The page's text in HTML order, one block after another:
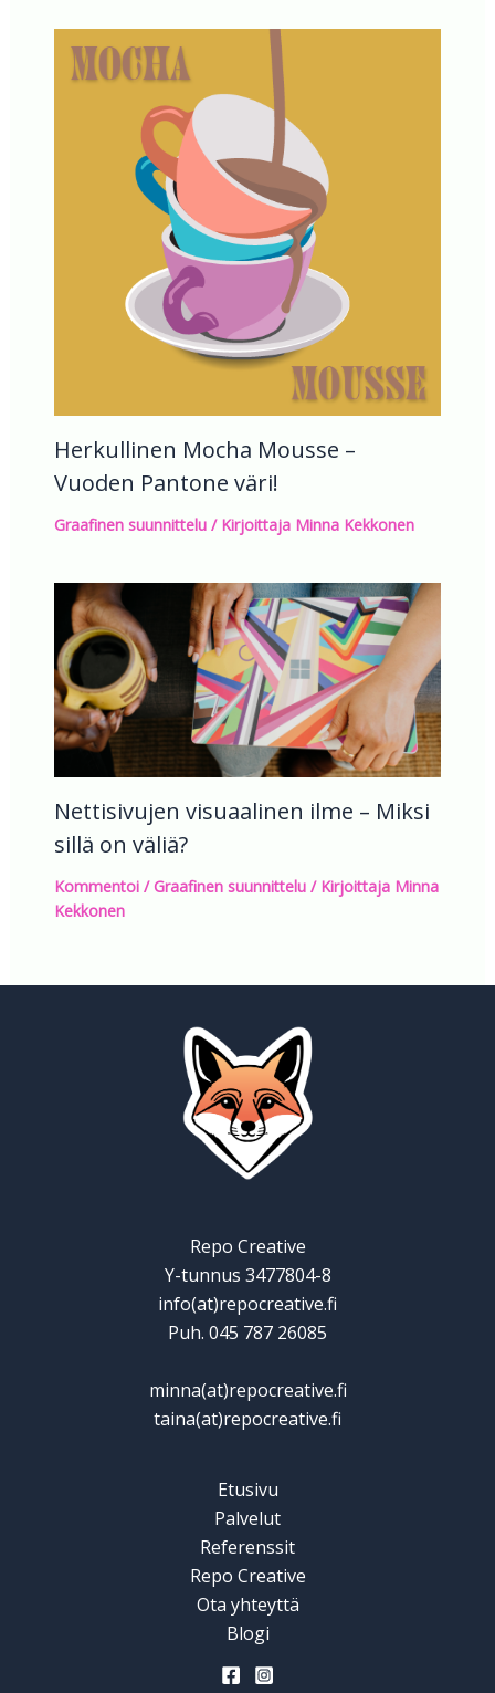
Herkullinen Mocha Mousse –
Vuoden Pantone väri!
Graafinen suunnittelu/ Kirjoittaja Minna Kekkonen
Nettisivujen visuaalinen ilme – Miksi
sillä on väliä?
Kommentoi /Graafinen suunnittelu/ Kirjoittaja Minna
Kekkonen
Repo Creative
Y-tunnus 3477804-8
info(at)repocreative.fi
Puh. 045 787 26085
minna(at)repocreative.fi
taina(at)repocreative.fi
Etusivu
Palvelut
Referenssit
Repo Creative
Ota yhteyttä
Blogi